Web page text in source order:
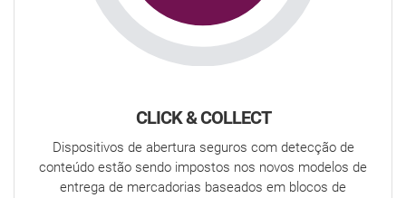
CLICK & COLLECT
Dispositivos de abertura seguros com detecção de
conteúdo estão sendo impostos nos novos modelos de
entrega de mercadorias baseados em blocos de